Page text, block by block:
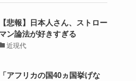
【悲報】日本人さん、ストロー
マン論法が好きすぎる
近現代
「アフリカの国40ヵ国挙げな